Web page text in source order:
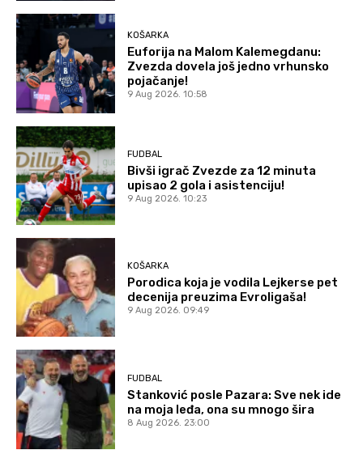
KOŠARKA
Euforija na Malom Kalemegdanu:
Zvezda dovela još jedno vrhunsko
pojačanje!
9 Aug 2026. 10:58
FUDBAL
Bivši igrač Zvezde za 12 minuta
upisao 2 gola i asistenciju!
9 Aug 2026. 10:23
KOŠARKA
Porodica koja je vodila Lejkerse pet
decenija preuzima Evroligaša!
9 Aug 2026. 09:49
FUDBAL
Stanković posle Pazara: Sve nek ide
na moja leđa, ona su mnogo šira
8 Aug 2026. 23:00